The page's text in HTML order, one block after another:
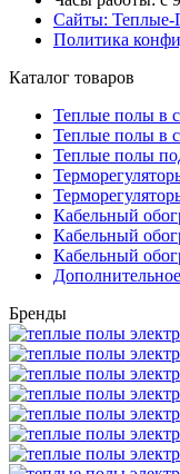
Сайты:
Политика
Каталог товаров
Теплые полы в
Теплые полы в
Теплые полы
Кабельный
Кабельный
Кабельный
Бренды